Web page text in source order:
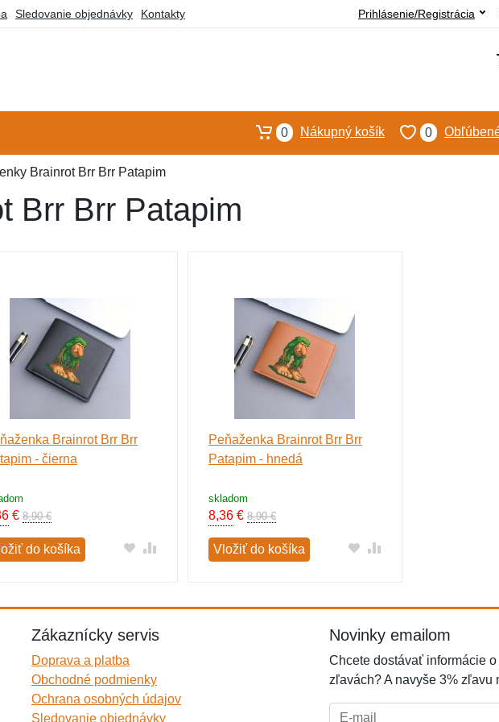
Sledovanie objednávky Kontakty Prihlásenie/Registrácia
0
0 Nákupný košík
Brainrot Brr Brr Patapim
Brr Brr Patapim
Brainrot Brr Brr
- čierna
€ 8,90 €
do košíka
Peňaženka Brainrot Brr Brr
Patapim - hnedá
skladom
8,36€ 8,90 €
Vložiť do košíka
Zákaznícky servis
Doprava a platba
Obchodné podmienky
Ochrana osobných údajov
Sledovanie objednávky
Novinky emailom
Chcete dostávať informácie
zľavách? A navyše 3% zľavu
E-mail: